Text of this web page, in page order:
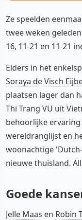
Ze speelden
twee weken
16, 11-21 en 11-21
Elders in het
Soraya de Visch
plaatsen lager dan
Thi Trang VU uit
behoorlijke
wereldranglijst en
woonachtige
nieuwe thuisland.
Goede
Jelle Maas en Robin